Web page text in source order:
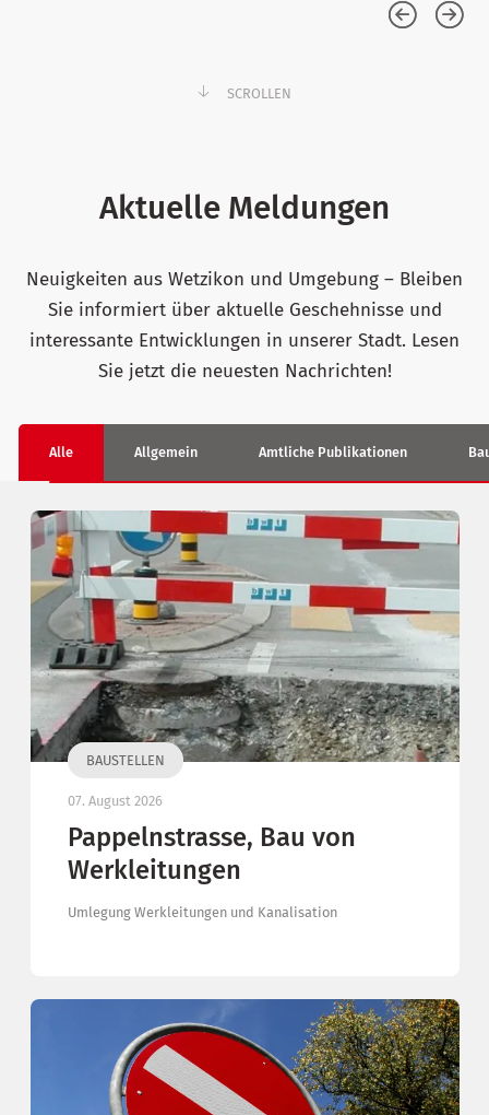
SCROLLEN
Aktuelle Meldungen
Neuigkeiten aus Wetzikon und Umgebung – Bleiben
Sie informiert über aktuelle Geschehnisse und
interessante Entwicklungen in unserer Stadt. Lesen
Sie jetzt die neuesten Nachrichten!
Alle Allgemein Amtliche Publikationen
BAUSTELLEN
07. August 2026
Pappelnstrasse, Bau von
Werkleitungen
Umlegung Werkleitungen und Kanalisation